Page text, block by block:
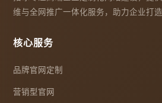
维与全网推广一体化服务，助力企业打
核心服务
品牌官网定制
营销型官网